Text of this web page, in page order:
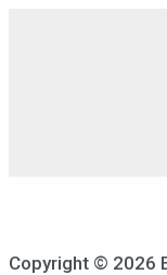
Copyright © 2026